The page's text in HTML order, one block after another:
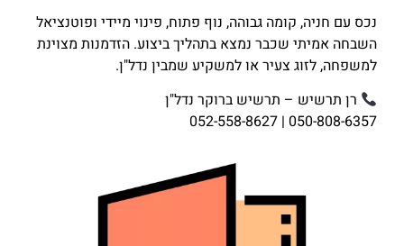
נכס עם חניה, קומה גבוהה, נוף פתוח, פינוי מיידי ופוטנציאל
השבחה אמיתי שכבר נמצא בתהליך ביצוע. הזדמנות מצוינת
למשפחה, לזוג צעיר או למשקיע שמבין נדל"ן.
רן תרשיש – תרשיש ברוקר נדל"ן
050-808-6357 | 052-558-8627